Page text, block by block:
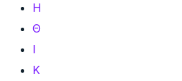
Η
Θ
Ι
Κ